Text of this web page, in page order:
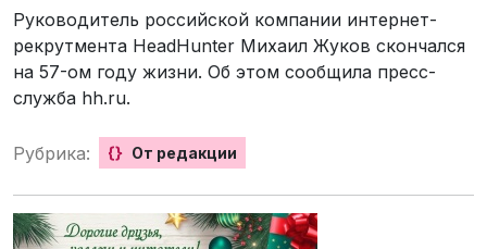
Руководитель российской компании интернет-
рекрутмента HeadHunter Михаил Жуков скончался
на 57-ом году жизни. Об этом сообщила пресс-
служба hh.ru.
Рубрика: {} От редакции